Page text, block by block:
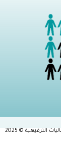
© 2025